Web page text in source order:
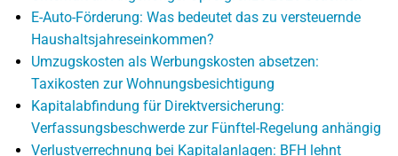
E-Auto-Förderung: Was bedeutet das zu versteuernde
Haushaltsjahreseinkommen?
Umzugskosten als Werbungskosten absetzen:
Taxikosten zur Wohnungsbesichtigung
Kapitalabfindung für Direktversicherung:
Verfassungsbeschwerde zur Fünftel-Regelung anhängig
Verlustverrechnung bei Kapitalanlagen: BFH lehnt